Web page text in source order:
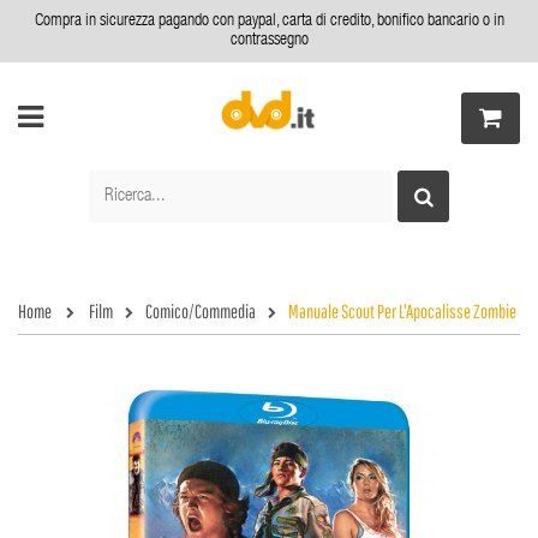
Compra in sicurezza pagando con paypal, carta di credito, bonifico bancario o in
contrassegno
Home Film Comico/Commedia Manuale Scout Per L'Apocalisse Zombie